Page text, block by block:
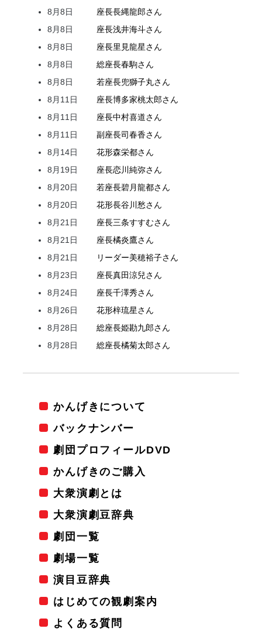
8月8日
座長長縄龍郎さん
8月8日
座長浅井海斗さん
8月8日
座長里見龍星さん
8月8日
総座長春駒さん
8月8日
若座長兜獅子丸さん
8月11日
座長博多家桃太郎さん
8月11日
座長中村喜道さん
8月11日
副座長司春香さん
8月14日
花形森栄都さん
8月19日
座長恋川純弥さん
8月20日
若座長碧月龍都さん
8月20日
花形長谷川愁さん
8月21日
座長三条すすむさん
8月21日
座長橘炎鷹さん
8月21日
リーダー美穂裕子さん
8月23日
座長真田涼兒さん
8月24日
座長千澤秀さん
8月26日
花形梓琉星さん
8月28日
総座長姫勘九郎さん
8月28日
総座長橘菊太郎さん
かんげきについて
バックナンバー
劇団プロフィールDVD
かんげきのご購入
大衆演劇とは
大衆演劇豆辞典
劇団一覧
劇場一覧
演目豆辞典
はじめての観劇案内
よくある質問